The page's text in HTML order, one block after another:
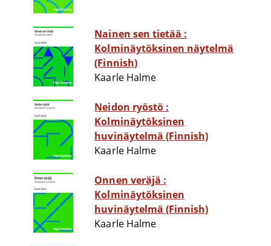
Nainen sen tietää :
Kolminäytöksinen näytelmä
(Finnish)
Kaarle Halme
Neidon ryöstö :
Kolminäytöksinen
huvinäytelmä (Finnish)
Kaarle Halme
Onnen veräjä :
Kolminäytöksinen
huvinäytelmä (Finnish)
Kaarle Halme